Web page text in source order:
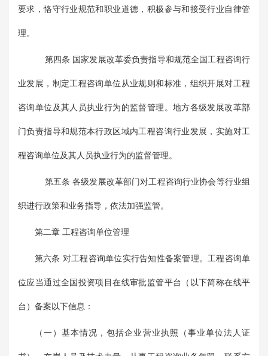
要求，恪守行业规范和职业道德，积极参与和接受行业自律管
理。
第四条 国家发展改革委负责指导和规范全国工程咨询行
业发展，制定工程咨询单位从业规则和标准，组织开展对工程
咨询单位及其人员执业行为的监督管理。地方各级发展改革部
门负责指导和规范本行政区域内工程咨询行业发展，实施对工
程咨询单位及其人员执业行为的监督管理。
第五条 各级发展改革部门对工程咨询行业协会等行业组
织进行政策和业务指导，依法加强监管。
第二章 工程咨询单位管理
第六条 对工程咨询单位实行告知性备案管理。工程咨询单
位应当通过全国投资项目在线审批监管平台（以下简称在线平
台）备案以下信息：
（一）基本情况，包括企业营业执照（事业单位法人证